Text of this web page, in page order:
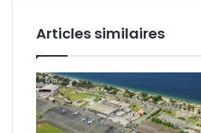
Articles similaires